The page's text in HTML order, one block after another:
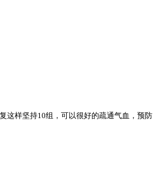
这样坚持10组，可以很好的疏通气血，预防